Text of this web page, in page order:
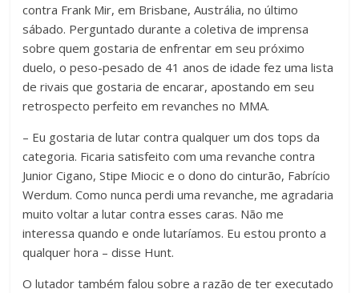
contra Frank Mir, em Brisbane, Austrália, no último
sábado. Perguntado durante a coletiva de imprensa
sobre quem gostaria de enfrentar em seu próximo
duelo, o peso-pesado de 41 anos de idade fez uma lista
de rivais que gostaria de encarar, apostando em seu
retrospecto perfeito em revanches no MMA.
– Eu gostaria de lutar contra qualquer um dos tops da
categoria. Ficaria satisfeito com uma revanche contra
Junior Cigano, Stipe Miocic e o dono do cinturão, Fabrício
Werdum. Como nunca perdi uma revanche, me agradaria
muito voltar a lutar contra esses caras. Não me
interessa quando e onde lutaríamos. Eu estou pronto a
qualquer hora – disse Hunt.
O lutador também falou sobre a razão de ter executado